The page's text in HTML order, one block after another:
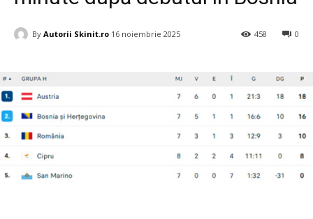
By Autorii Skinit.ro 16 noiembrie 2025 0
458